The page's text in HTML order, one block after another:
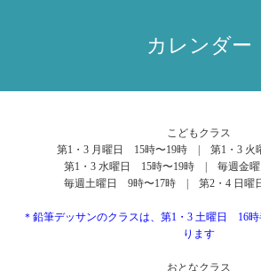
カレンダー
こどもクラス
第1・3 月曜日 15時〜19時 | 第1・3 火
第1・3 水曜日 15時〜19時 | 毎週金
毎週土曜日 9時〜17時 | 第2・4 日曜
＊鉛筆デッサンのクラスは、第1・3 土曜日 16
ります
おとなクラス